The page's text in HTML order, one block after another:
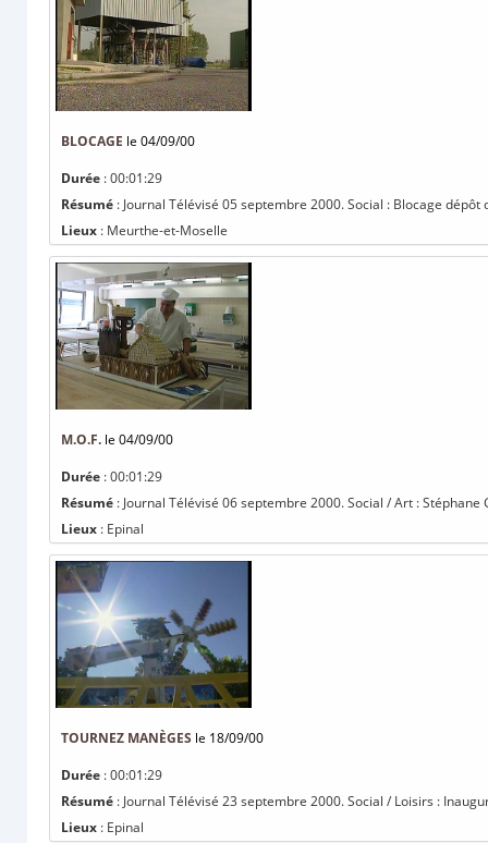
BLOCAGE le 04/09/00
Durée : 00:01:29
Résumé : Journal Télévisé 05 septembre 2000. Social : Blocage
Lieux : Meurthe-et-Moselle
M.O.F. le 04/09/00
Durée : 00:01:29
Résumé : Journal Télévisé 06 septembre 2000. Social / Art : Stéphane
Lieux : Epinal
TOURNEZ MANÈGES le 18/09/00
Durée : 00:01:29
Résumé : Journal Télévisé 23 septembre 2000. Social / Loisirs :
Lieux : Epinal